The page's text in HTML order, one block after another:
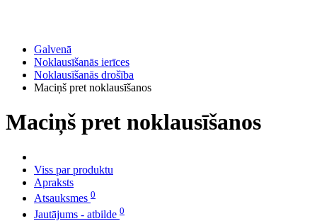
Galvenā
Noklausīšanās ierīces
Noklausīšanās drošība
Maciņš pret noklausīšanos
Maciņš pret noklausīšanos
Viss par produktu
Apraksts
Atsauksmes 0
Jautājums - atbilde 0